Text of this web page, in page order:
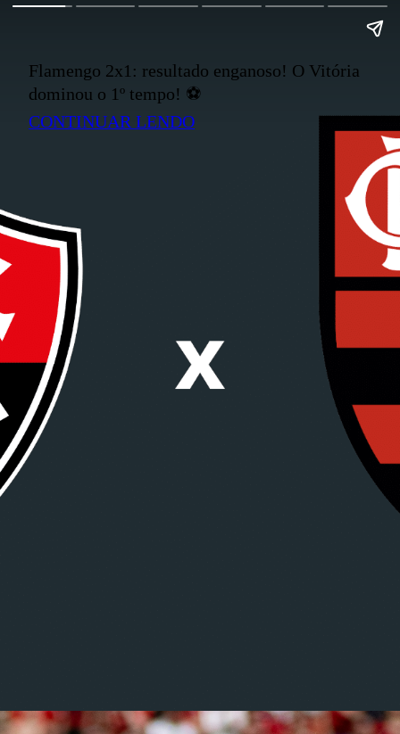
Flamengo 2x1: resultado enganoso! O Vitória
dominou o 1º tempo! ⚽
CONTINUAR LENDO